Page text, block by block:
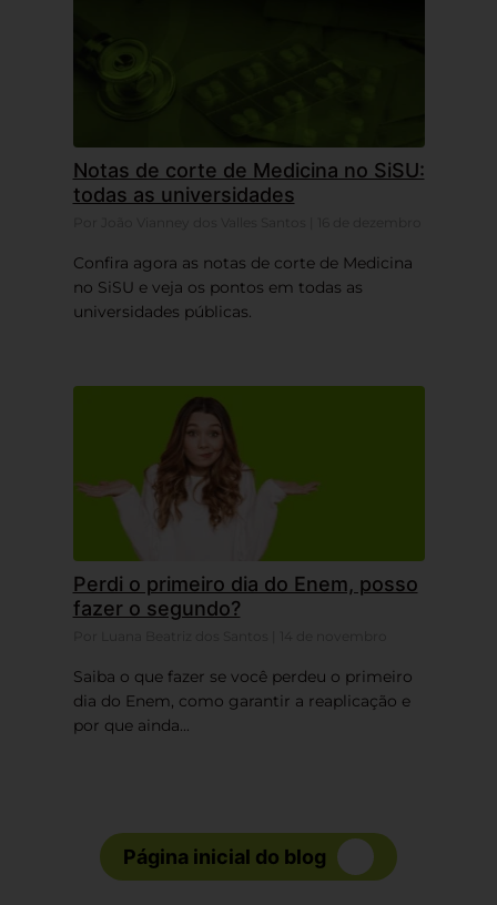
Notas de corte de Medicina no SiSU:
todas as universidades
Confira agora as notas de corte de Medicina
no SiSU e veja os pontos em todas as
universidades públicas.
Perdi o primeiro dia do Enem, posso
fazer o segundo?
Saiba o que fazer se você perdeu o primeiro
dia do Enem, como garantir a reaplicação e
por que ainda...
Página inicial do blog